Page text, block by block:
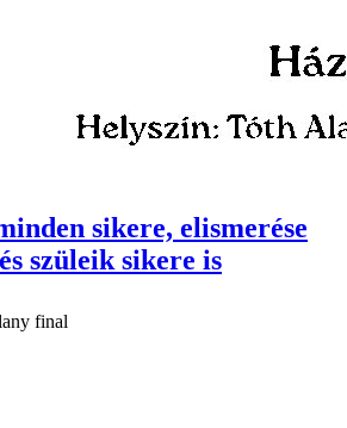
sikere, elismerése
szüleik sikere is